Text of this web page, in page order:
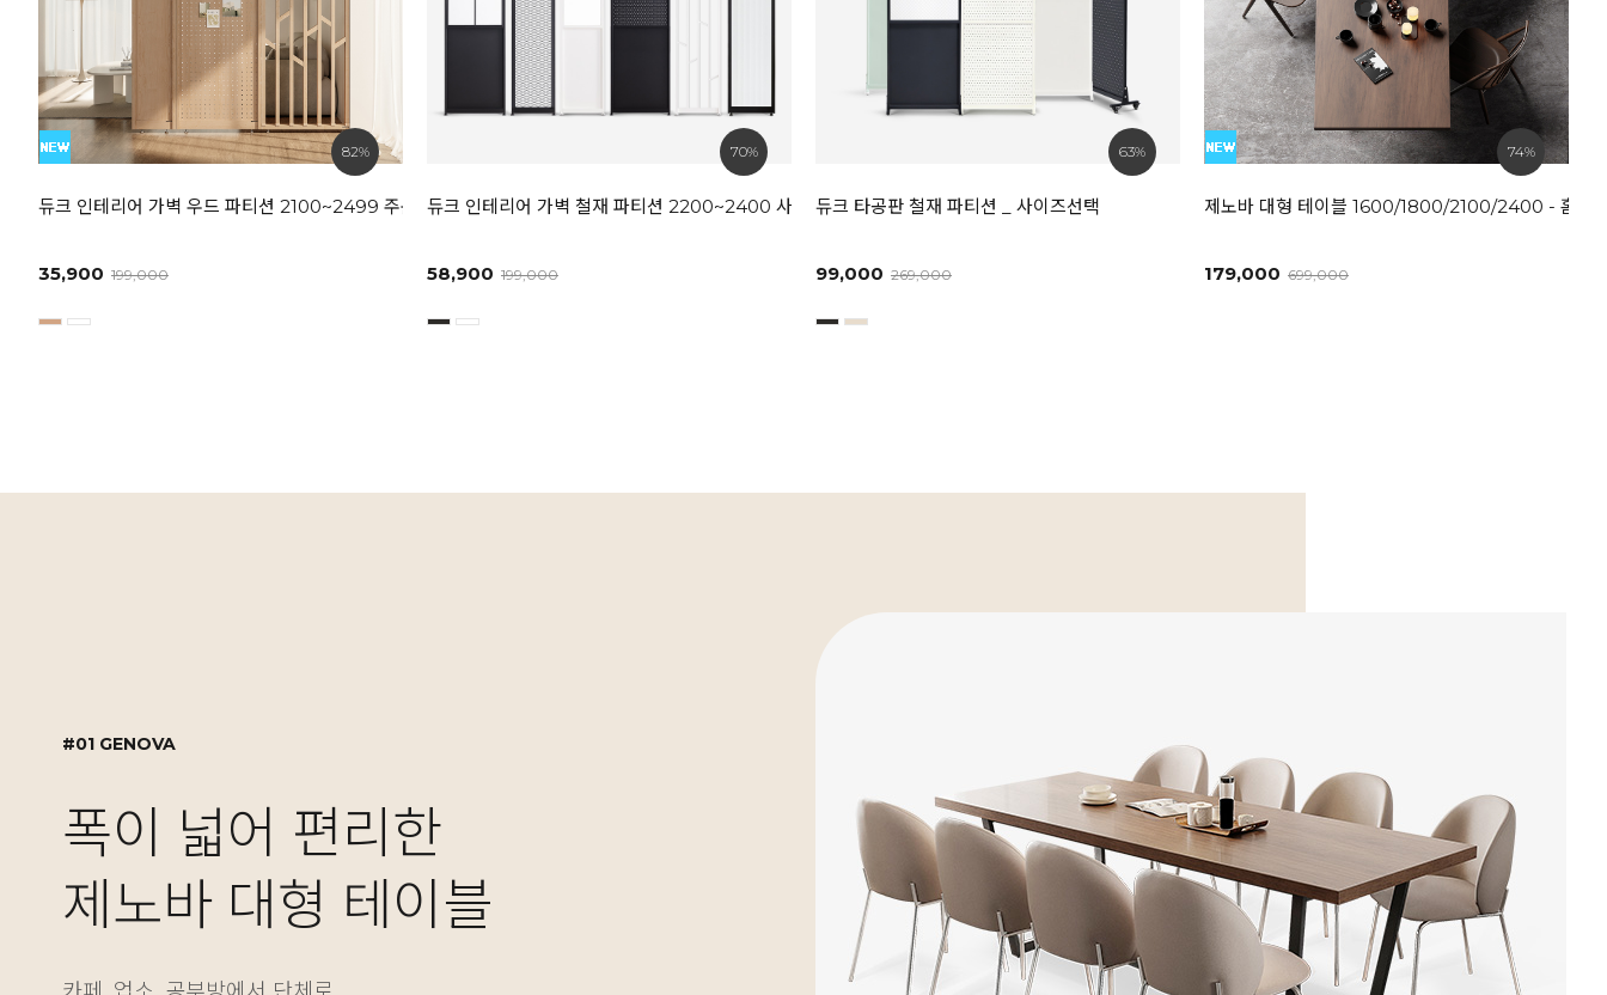
82%
듀크 인테리어 가벽 우드 파티션 2100~2499 주문제작 상품
35,900 199,000
70%
듀크 인테리어 가벽 철재 파티션 2200~2400 사이즈선택
58,900 199,000
63%
듀크 타공판 철재 파티션 _ 사이즈선택
99,000 269,000
74%
제노바 대형 테이블 1600/1800/2100/2400 - 홈카
179,000 699,000
#01 GENOVA
폭이 넓어 편리한
제노바 대형 테이블
#02 GENOVA
실용적인 수납 설계,
제노바 책장겸 수납장
#03 MOTION DESK
자유로운 높이 조절
NEW! 싱글/듀얼 모션데스크
#01 GENOVA
폭이 넓어 편리한
제노바 대형 테이블